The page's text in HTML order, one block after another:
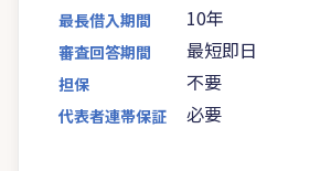
最長借入期間 10年
審査回答期間 最短即日
担保 不要
代表者連帯保証 必要